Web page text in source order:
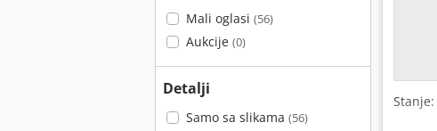
Mali oglasi (56)
Aukcije (0)
Detalji
Samo sa slikama (56)
Stanje: